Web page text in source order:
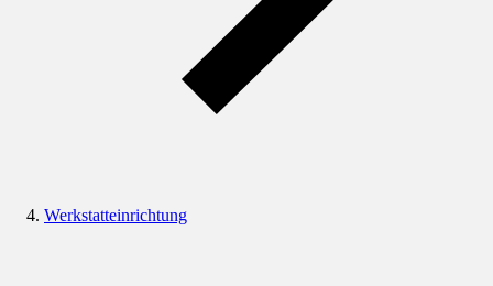
Werkstatteinrichtung